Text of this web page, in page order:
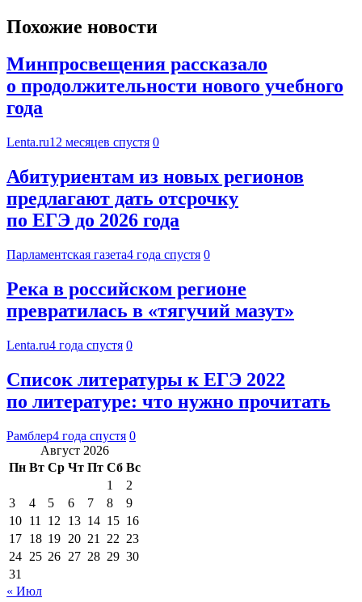
Похожие новости
Минпросвещения рассказало
о продолжительности нового учебного
года
Lenta.ru12 месяцев спустя 0
Абитуриентам из новых регионов
предлагают дать отсрочку
по ЕГЭ до 2026 года
Парламентская газета4 года спустя 0
Река в российском регионе
превратилась в «тягучий мазут»
Lenta.ru4 года спустя 0
Список литературы к ЕГЭ 2022
по литературе: что нужно прочитать
Рамблер4 года спустя 0
Август 2026
Пн Вт Ср Чт Пт Сб Вс
1
2
3
4 5 6 7 8
9
10 11 12 13 14 15 16
17 18 19 20 21 22 23
24 25 26 27 28 29 30
31
« Июл